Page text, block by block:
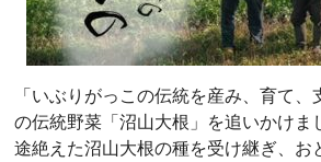
「いぶりがっこの伝統を産み、育て
の伝統野菜「沼山大根」を追いかけ
途絶えた沼山大根の種を受け継ぎ、お